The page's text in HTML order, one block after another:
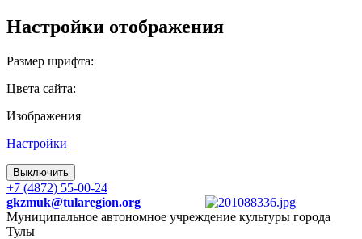
Настройки отображения
Размер шрифта:
Цвета сайта:
Изображения
Настройки
Выключить
+7 (4872) 55-00-24
gkzmuk@tularegion.org
Муниципальное автономное учреждение культуры города
Тулы